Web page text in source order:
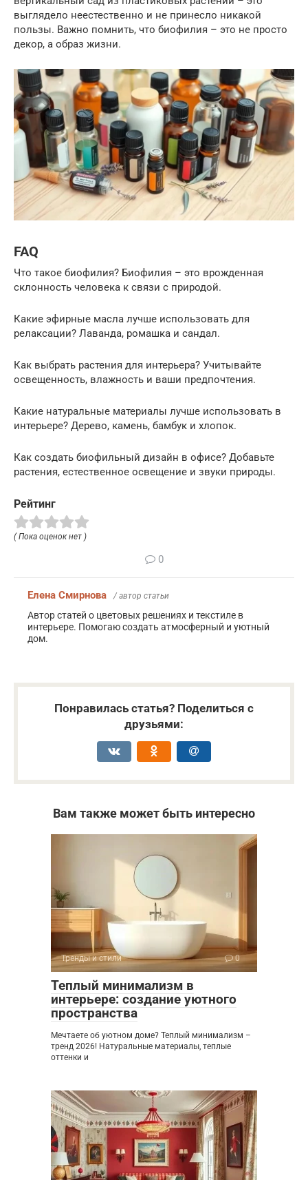
выглядело неестественно и не принесло никакой
пользы. Важно помнить, что биофилия – это не просто
декор, а образ жизни.
FAQ
Что такое биофилия? Биофилия – это врожденная
склонность человека к связи с природой.
Какие эфирные масла лучше использовать для
релаксации? Лаванда, ромашка и сандал.
Как выбрать растения для интерьера? Учитывайте
освещенность, влажность и ваши предпочтения.
Какие натуральные материалы лучше использовать в
интерьере? Дерево, камень, бамбук и хлопок.
Как создать биофильный дизайн в офисе? Добавьте
растения, естественное освещение и звуки природы.
Рейтинг
( Пока оценок нет )
0
Елена Смирнова / автор статьи
Автор статей о цветовых решениях и текстиле в
интерьере. Помогаю создать атмосферный и уютный
дом.
Понравилась статья? Поделиться с
друзьями:
Вам также может быть интересно
Тренды и стили 0
Теплый минимализм в
интерьере: создание уютного
пространства
Мечтаете об уютном доме? Теплый минимализм –
тренд 2026! Натуральные материалы, теплые
оттенки и